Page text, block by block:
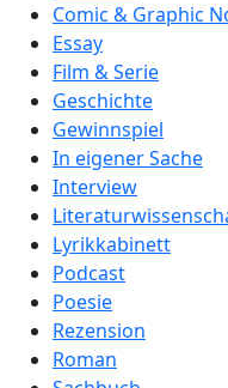
Comic & Graphic
Essay
Film & Serie
Geschichte
Gewinnspiel
In eigener Sache
Interview
Lyrikkabinett
Podcast
Poesie
Rezension
Roman